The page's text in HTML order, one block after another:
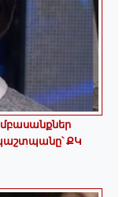
ՔԿ